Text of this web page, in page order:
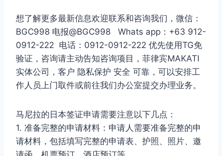
想了解更多最新信息欢迎联系和咨询我们，微信：
BGC998 电报@BGC998 Whats app：+63 912-
0912-222 电话：0912-0912-222 优先使用TG免
验证，咨询请主动告知咨询项目，菲律宾MAKATI
实体公司，客户 隐私保护 安全 可靠，可以安排工
作人员上门取件或前往我们办公室提交办理业务。
马尼拉的日本签证申请需要注意以下几点：
1. 准备完整的申请材料：申请人需要准备完整的申
请材料，包括填写完整的申请表、护照、照片、邀